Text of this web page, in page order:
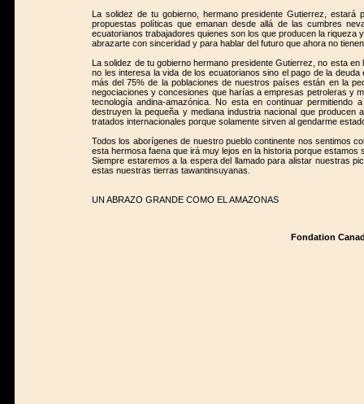
La solidez de tu gobierno, hermano presidente Gutierrez,
propuestas políticas que emanan desde allá de las cumbres
ecuatorianos trabajadores quienes son los que producen la
abrazarte con sinceridad y para hablar del futuro que ahora no
La solidez de tu gobierno hermano presidente Gutierrez, no esta
no les interesa la vida de los ecuatorianos sino el pago de la
más del 75% de la poblaciones de nuestros países están en la
negociaciones y concesiones que harías a empresas petroleras y
tecnología andina-amazónica. No esta en continuar
destruyen la pequeña y mediana industria nacional que
tratados internacionales porque solamente sirven al gendarme
Todos los aborígenes de nuestro pueblo continente nos sentimos
esta hermosa faena que irá muy lejos en la historia porque
Siempre estaremos a la espera del llamado para alistar nuestras
estas nuestras tierras tawantinsuyanas.
UN ABRAZO GRANDE COMO EL AMAZONAS
Fondation